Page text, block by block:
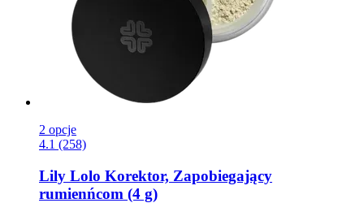
2 opcje
4.1 (258)
Lily Lolo Korektor, Zapobiegający
rumienńcom (4 g)